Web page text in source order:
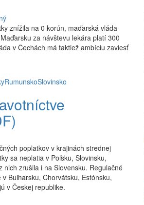
znížila na 0 korún, maďarská vláda
za návštevu lekára platí 300
v Čechách má taktiež ambíciu zaviesť
RumunskoSlovinsko
poplatkov v krajinách strednej
sa neplatia v Poľsku, Slovinsku,
zrušila i na Slovensku. Regulačné
Bulharsku, Chorvátsku, Estónsku,
v Českej republike.